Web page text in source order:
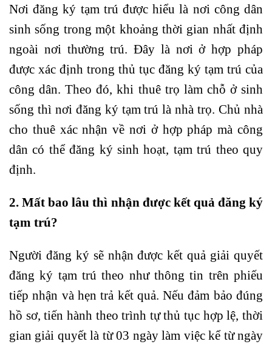
Nơi đăng ký tạm trú được hiểu là nơi công dân
sinh sống trong một khoảng thời gian nhất định
ngoài nơi thường trú. Đây là nơi ở hợp pháp
được xác định trong thủ tục đăng ký tạm trú của
công dân. Theo đó, khi thuê trọ làm chỗ ở sinh
sống thì nơi đăng ký tạm trú là nhà trọ. Chủ nhà
cho thuê xác nhận về nơi ở hợp pháp mà công
dân có thể đăng ký sinh hoạt, tạm trú theo quy
định.
2. Mất bao lâu thì nhận được kết quả đăng ký
tạm trú?
Người đăng ký sẽ nhận được kết quả giải quyết
đăng ký tạm trú theo như thông tin trên phiếu
tiếp nhận và hẹn trả kết quả. Nếu đảm bảo đúng
hồ sơ, tiến hành theo trình tự thủ tục hợp lệ, thời
gian giải quyết là từ 03 ngày làm việc kể từ ngày